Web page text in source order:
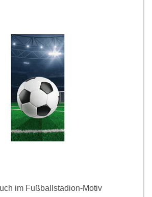
im Fußballstadion-Motiv